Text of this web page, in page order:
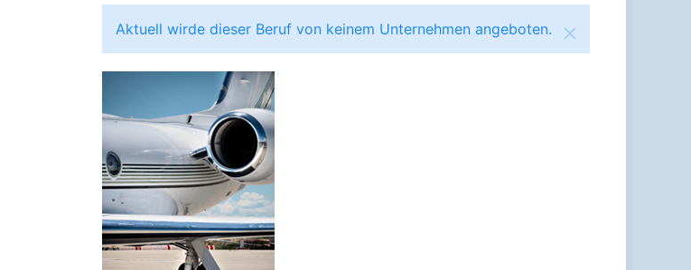
Aktuell wirde dieser Beruf von keinem Unternehmen angeboten.